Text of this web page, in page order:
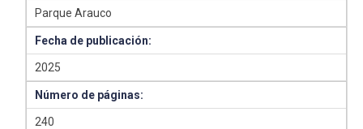
Parque Arauco
Fecha de publicación:
2025
Número de páginas:
240